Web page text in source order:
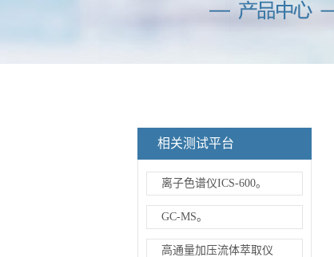
相关测试平台
离子色谱仪ICS-600。
GC-MS。
高通量加压流体萃取仪